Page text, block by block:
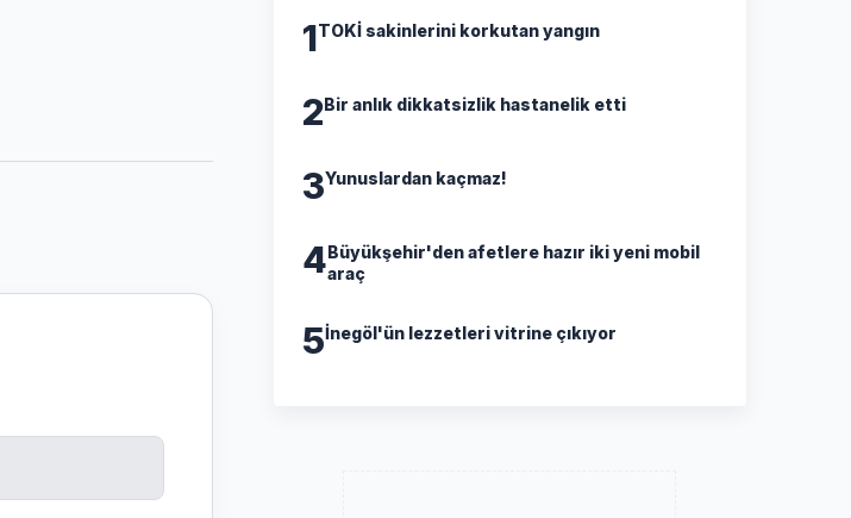
1TOKİ sakinlerini korkutan yangın
2Bir anlık dikkatsizlik hastanelik etti
3Yunuslardan kaçmaz!
4Büyükşehir'den afetlere hazır iki yeni mobil
araç
5İnegöl'ün lezzetleri vitrine çıkıyor